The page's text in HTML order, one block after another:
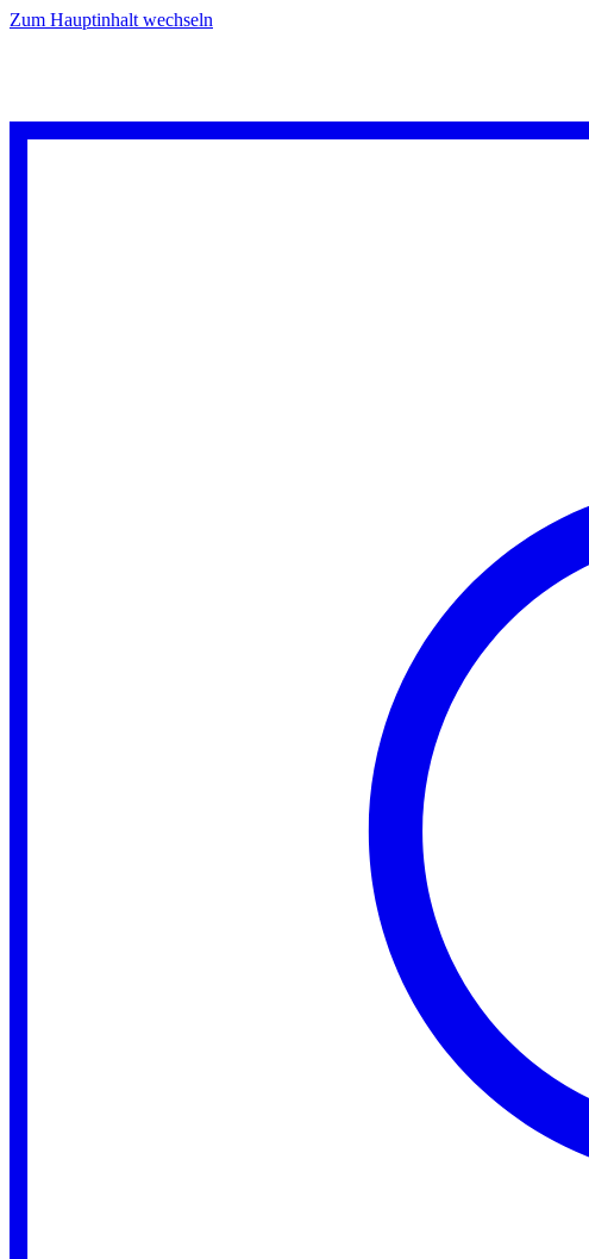
Zum Hauptinhalt wechseln